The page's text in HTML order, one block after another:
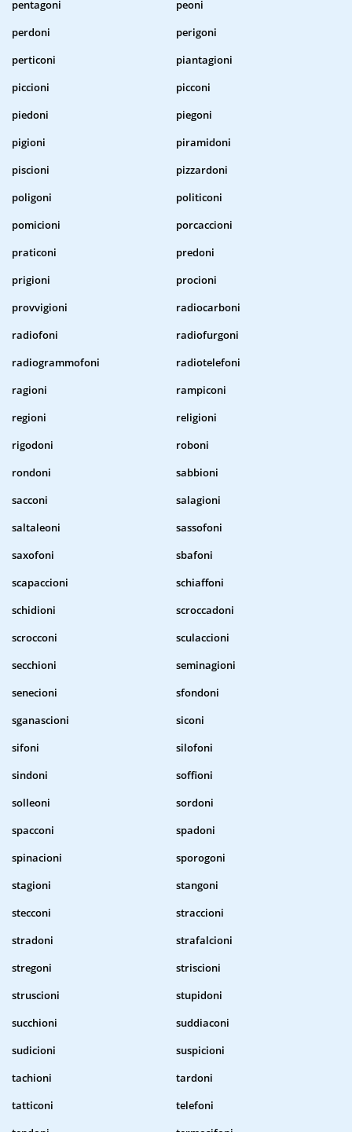
pentagoni
peoni
perdoni
perigoni
perticoni
piantagioni
piccioni
picconi
piedoni
piegoni
pigioni
piramidoni
piscioni
pizzardoni
poligoni
politiconi
pomicioni
porcaccioni
praticoni
predoni
prigioni
procioni
provvigioni
radiocarboni
radiofoni
radiofurgoni
radiogrammofoni
radiotelefoni
ragioni
rampiconi
regioni
religioni
rigodoni
roboni
rondoni
sabbioni
sacconi
salagioni
saltaleoni
sassofoni
saxofoni
sbafoni
scapaccioni
schiaffoni
schidioni
scroccadoni
scrocconi
sculaccioni
secchioni
seminagioni
senecioni
sfondoni
sganascioni
siconi
sifoni
silofoni
sindoni
soffioni
solleoni
sordoni
spacconi
spadoni
spinacioni
sporogoni
stagioni
stangoni
stecconi
straccioni
stradoni
strafalcioni
stregoni
striscioni
struscioni
stupidoni
succhioni
suddiaconi
sudicioni
suspicioni
tachioni
tardoni
tatticoni
telefoni